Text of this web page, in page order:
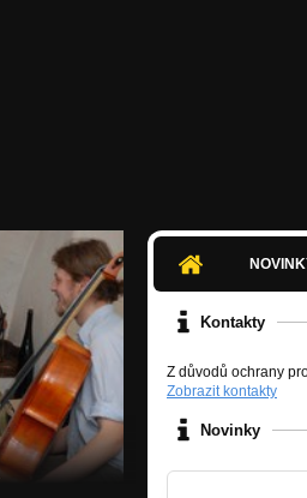
Kontakty
Z důvodů ochrany
Zobrazit kontakty
Novinky